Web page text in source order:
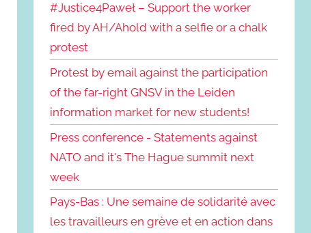
#Justice4Paweł – Support the worker
fired by AH/Ahold with a selfie or a chalk
protest
Protest by email against the participation
of the far-right GNSV in the Leiden
information market for new students!
Press conference - Statements against
NATO and it's The Hague summit next
week
Pays-Bas : Une semaine de solidarité avec
les travailleurs en grève et en action dans